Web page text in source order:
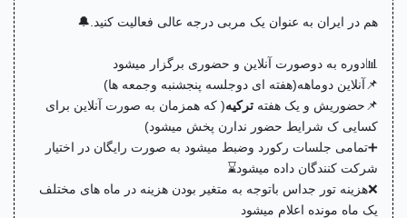
هم در ایران به عنوان یک مربی درجه عالی فعالیت کنید.🔔
📊دوره به دوصورت آنلاین و حضوری برگزار میشود
📌آنلاین دوماهه(هفته ای دوجلسه پنجشنبه وجمعه ها)
📌حضوریش و یک هفته ترکیه( که همزمان به صورت آنلاین برای
کسایی ک شرایط حضور ندارن پخش میشود)
➕تمامی جلسات رکورد وضبط میشود به صورت رایگان در اختیار
شرکت کنندگان داده میشود⌛
❌هزینه تور جداس باتوجه به متغیر بودن هزینه در ماه های مختلف
یک ماه مونده اعلام میشود